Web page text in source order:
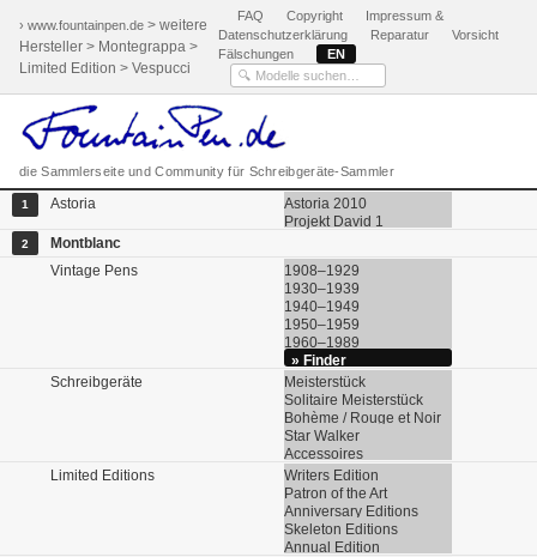
› www.fountainpen.de > weitere
Hersteller > Montegrappa >
Limited Edition > Vespucci
FAQ Copyright
Impressum &
Datenschutzerklärung
Reparatur
Vorsicht
Fälschungen
EN
die Sammlerseite und Community für Schreibgeräte-Sammler
1 Astoria
Astoria 2010
Projekt David 1
2
Montblanc
Vintage Pens
1908–1929
1930–1939
1940–1949
1950–1959
1960–1989
» Finder
Schreibgeräte
Meisterstück
Solitaire Meisterstück
Bohème / Rouge et Noir
Star Walker
Accessoires
Limited Editions
Writers Edition
Patron of the Art
Anniversary Editions
Skeleton Editions
Annual Edition